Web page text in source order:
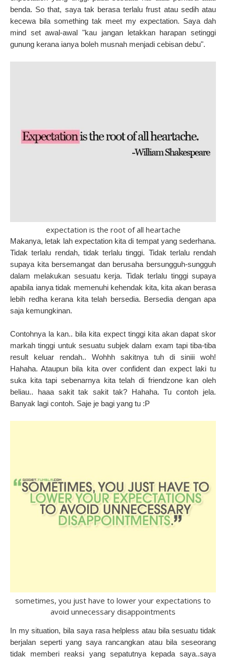
benda. So that, saya tak berasa terlalu frust atau sedih atau
kecewa bila something tak meet my expectation. Saya dah
mind set awal-awal "kau jangan letakkan harapan setinggi
gunung kerana ianya boleh musnah menjadi cebisan debu".
expectation is the root of all heartache
Makanya, letak lah expectation kita di tempat yang sederhana.
Tidak terlalu rendah, tidak terlalu tinggi. Tidak terlalu rendah
supaya kita bersemangat dan berusaha bersungguh-sungguh
dalam melakukan sesuatu kerja. Tidak terlalu tinggi supaya
apabila ianya tidak memenuhi kehendak kita, kita akan berasa
lebih redha kerana kita telah bersedia. Bersedia dengan apa
saja kemungkinan.
Contohnya la kan.. bila kita expect tinggi kita akan dapat skor
markah tinggi untuk sesuatu subjek dalam exam tapi tiba-tiba
result keluar rendah.. Wohhh sakitnya tuh di siniii woh!
Hahaha. Ataupun bila kita over confident dan expect laki tu
suka kita tapi sebenarnya kita telah di friendzone kan oleh
beliau.. haaa sakit tak sakit tak? Hahaha. Tu contoh jela.
Banyak lagi contoh. Saje je bagi yang tu :P
sometimes, you just have to lower your expectations to
avoid unnecessary disappointments
In my situation, bila saya rasa helpless atau bila sesuatu tidak
berjalan seperti yang saya rancangkan atau bila seseorang
tidak memberi reaksi yang sepatutnya kepada saya..saya